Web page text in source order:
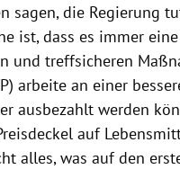
sagen, die Regierung
ist, dass es immer
und treffsicheren
arbeite an einer
ausbezahlt werden
auf
alles, was auf den